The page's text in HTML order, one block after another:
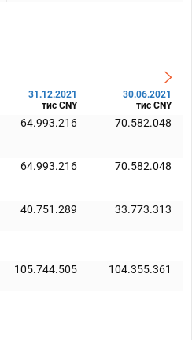
31.12.2021
тис CNY
30.06.2021
тис CNY
64.993.216 70.582.048
64.993.216 70.582.048
40.751.289 33.773.313
105.744.505 104.355.361